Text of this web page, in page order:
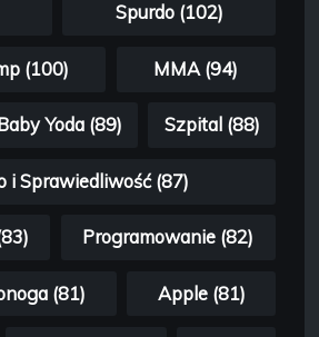
Spurdo (102)
(100) MMA (94)
Baby Yoda (89) Szpital (88)
i Sprawiedliwość (87)
Programowanie (82)
(81) Apple (81)